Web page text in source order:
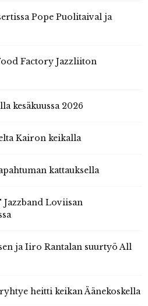
Pope Puolitaival ja
Factory Jazzliiton
kesäkuussa 2026
Kairon keikalla
kattauksella
Loviisan
ja Iiro Rantalan suurtyö All
heitti keikan Äänekoskella